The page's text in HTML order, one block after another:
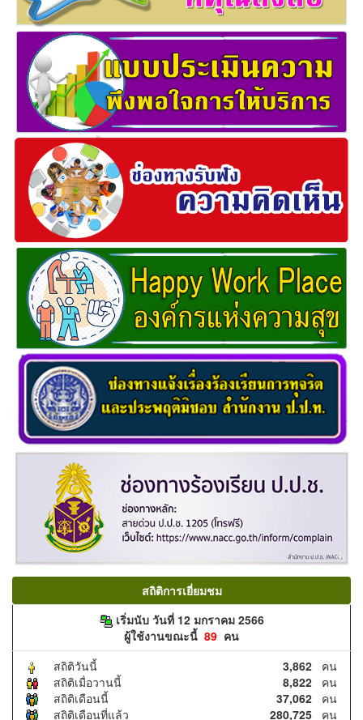
สถิติการเยี่ยมชม
เริ่มนับ วันที่ 12 มกราคม 2566
ผู้ใช้งานขณะนี้ 89 คน
สถิติวันนี้
3,862 คน
สถิติเมื่อวานนี้
8,822 คน
สถิติเดือนนี้
37,062 คน
สถิติเดือนที่แล้ว
280,725 คน